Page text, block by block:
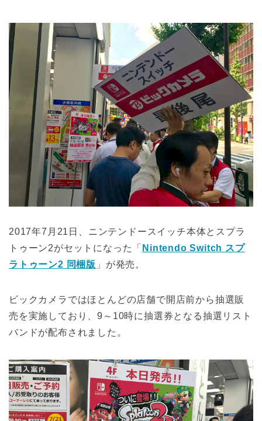
2017年7月21日、ニンテンドースイッチ本体とスプラ
トゥーン2がセットになった「 Nintendo Switch スプ
ラトゥーン2 同梱版 」が発売。
ビックカメラではほとんどの店舗で開店前から抽選販
売を実施しており、9～10時に抽選券となる抽選リスト
バンドが配布されました。